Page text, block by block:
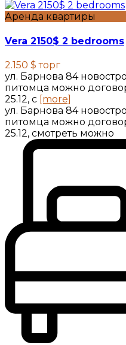
Аренда квартиры
Vera 2150$ 2 bedrooms
2.150 $торг
ул. Барнова 84
питомца можно
25.12, с [more]
ул. Барнова 84
питомца можно
25.12, смотреть можно